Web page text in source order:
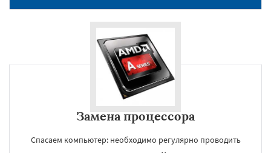
Замена процессора
Спасаем компьютер: необходимо регулярно проводить